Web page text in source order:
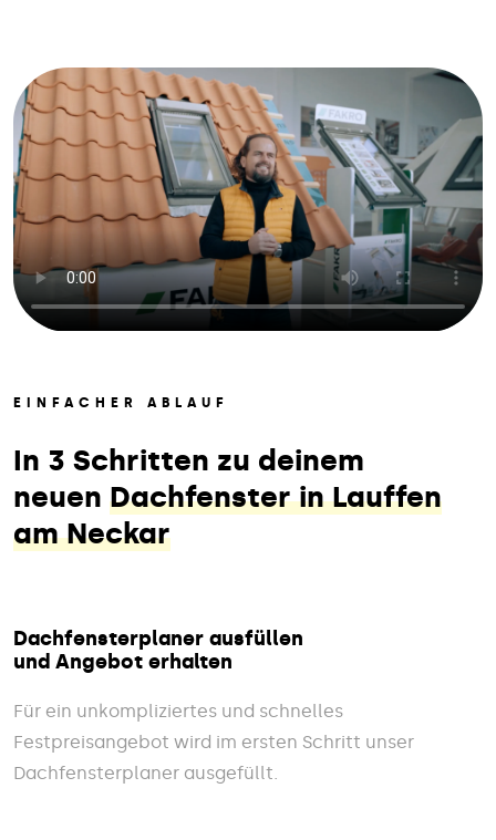
EINFACHER ABLAUF
In 3 Schritten zu deinem
neuen Dachfenster in Lauffen
am Neckar
Dachfensterplaner ausfüllen
und Angebot erhalten
Für ein unkompliziertes und schnelles
Festpreisangebot wird im ersten Schritt unser
Dachfensterplaner ausgefüllt.